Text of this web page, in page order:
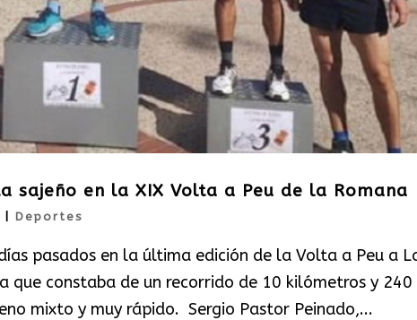
sajeño en la XIX Volta a Peu de la Romana
Deportes
pasados en la última edición de la Volta a Peu a
que constaba de un recorrido de 10 kilómetros y 240
mixto y muy rápido. Sergio Pastor Peinado,...